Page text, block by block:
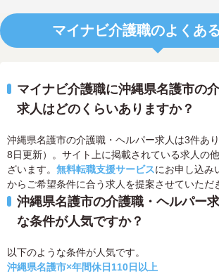
マイナビ介護職のよくあ
マイナビ介護職に沖縄県名護市の
求人はどのくらいありますか？
沖縄県名護市の介護職・ヘルパー求人は3件あ
8日更新）。サイト上に掲載されている求人の
ざいます。 無料転職支援サービスにお申し込み
からご希望条件に合う求人を提案させていただ
沖縄県名護市の介護職・ヘルパー
な条件が人気ですか？
以下のような条件が人気です。
沖縄県名護市×年間休日110日以上